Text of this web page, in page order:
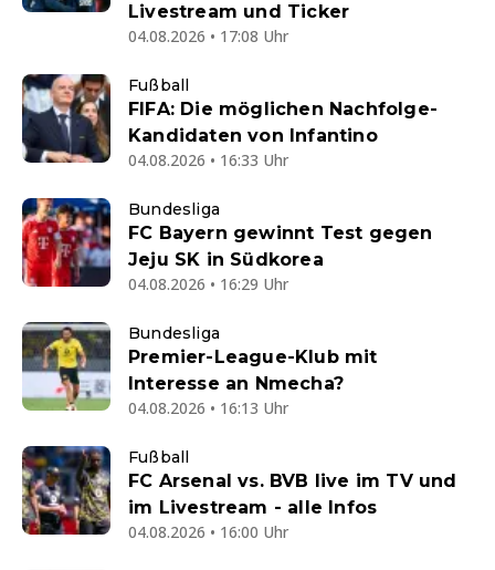
Livestream und Ticker
04.08.2026 • 17:08 Uhr
Fußball
FIFA: Die möglichen Nachfolge-
Kandidaten von Infantino
04.08.2026 • 16:33 Uhr
Bundesliga
FC Bayern gewinnt Test gegen
Jeju SK in Südkorea
04.08.2026 • 16:29 Uhr
Bundesliga
Premier-League-Klub mit
Interesse an Nmecha?
04.08.2026 • 16:13 Uhr
Fußball
FC Arsenal vs. BVB live im TV und
im Livestream - alle Infos
04.08.2026 • 16:00 Uhr